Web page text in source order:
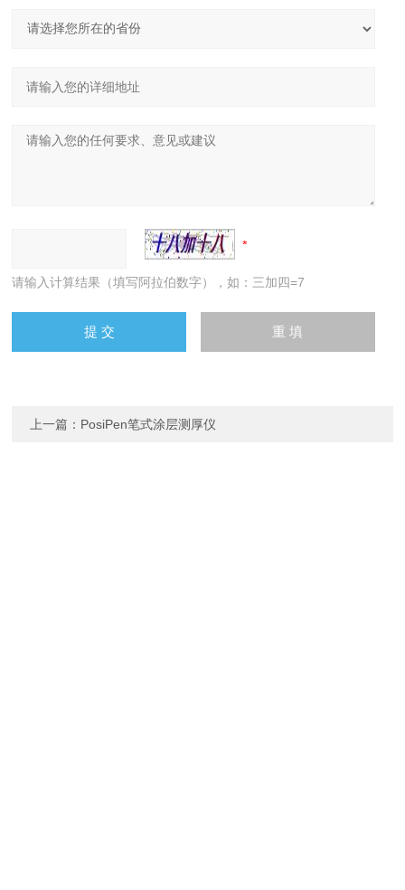
请输入计算结果（填写阿拉伯数字），如：三加四=7
上一篇： PosiPen笔式涂层测厚仪